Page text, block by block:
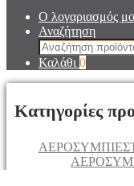
Ο λογαριασμός
Αναζήτηση
Αναζήτηση
για:
Καλάθι 0
Κατηγορίες